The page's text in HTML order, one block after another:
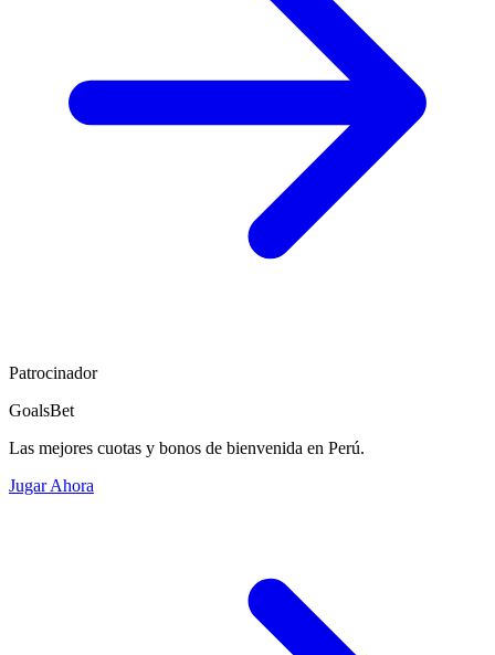
Patrocinador
GoalsBet
Las mejores cuotas y bonos de bienvenida en Perú.
Jugar Ahora